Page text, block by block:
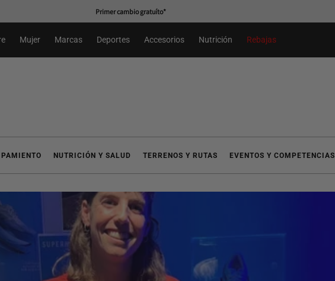
Primer cambio gratuíto*
Mujer Marcas Deportes Accesorios Nutrición Rebajas
NUTRICIÓN Y SALUD TERRENOS Y RUTAS EVENTOS Y COMPETENCIAS